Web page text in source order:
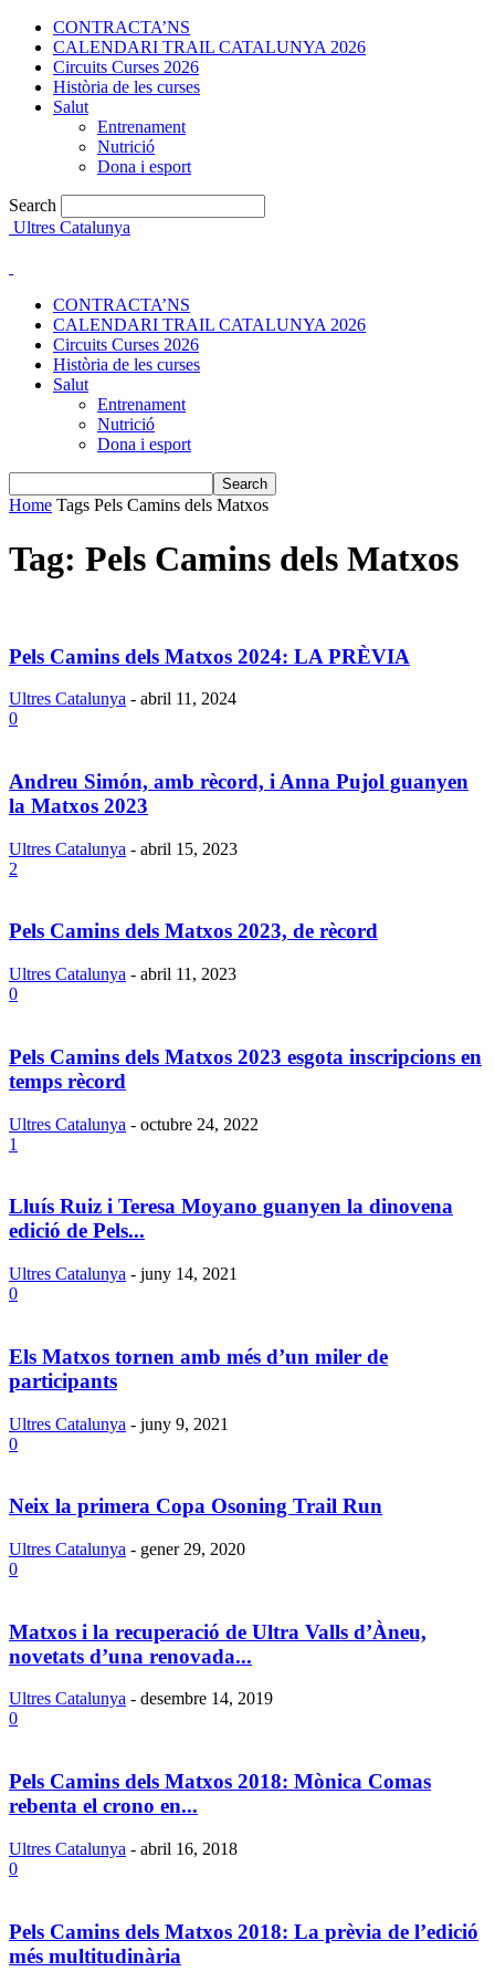
CONTRACTA’NS
CALENDARI TRAIL CATALUNYA 2026
Circuits Curses 2026
Història de les curses
Salut
Entrenament
Nutrició
Dona i esport
Search
Ultres Catalunya
CONTRACTA’NS
CALENDARI TRAIL CATALUNYA 2026
Circuits Curses 2026
Història de les curses
Salut
Entrenament
Nutrició
Dona i esport
Home Tags Pels Camins dels Matxos
Tag: Pels Camins dels Matxos
Pels Camins dels Matxos 2024: LA PRÈVIA
Ultres Catalunya - abril 11, 2024
0
Andreu Simón, amb rècord, i Anna Pujol guanyen
la Matxos 2023
Ultres Catalunya - abril 15, 2023
2
Pels Camins dels Matxos 2023, de rècord
Ultres Catalunya - abril 11, 2023
0
Pels Camins dels Matxos 2023 esgota inscripcions en
temps rècord
Ultres Catalunya - octubre 24, 2022
1
Lluís Ruiz i Teresa Moyano guanyen la dinovena
edició de Pels...
Ultres Catalunya - juny 14, 2021
0
Els Matxos tornen amb més d’un miler de
participants
Ultres Catalunya - juny 9, 2021
0
Neix la primera Copa Osoning Trail Run
Ultres Catalunya - gener 29, 2020
0
Matxos i la recuperació de Ultra Valls d’Àneu,
novetats d’una renovada...
Ultres Catalunya - desembre 14, 2019
0
Pels Camins dels Matxos 2018: Mònica Comas
rebenta el crono en...
Ultres Catalunya - abril 16, 2018
0
Pels Camins dels Matxos 2018: La prèvia de l’edició
més multitudinària